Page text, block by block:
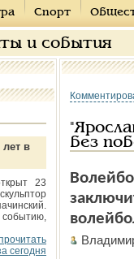
Спорт
и события
в
23
сегодня
без